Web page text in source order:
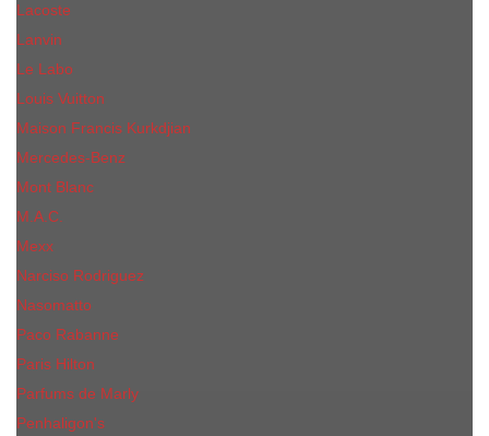
Lacoste
Lanvin
Le Labo
Louis Vuitton
Maison Francis Kurkdjian
Mercedes-Benz
Mont Blanc
M.А.C.
Mexx
Narciso Rodriguez
Nasomatto
Paco Rabanne
Paris Hilton
Parfums de Marly
Penhaligon​'s